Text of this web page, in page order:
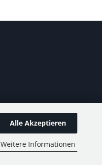
Alle Akzeptieren
Weitere Informationen